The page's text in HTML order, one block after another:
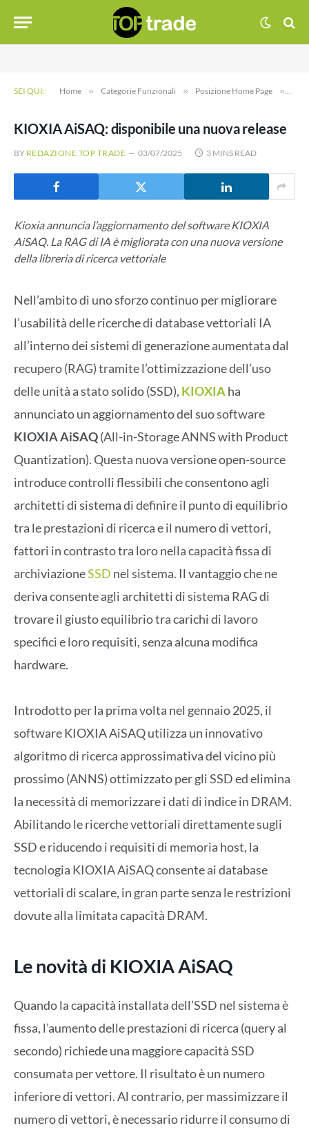
SEI QUI: Home » Categorie Funzionali » Posizione Home Page »
KIOXIA AiSAQ: disponibile una nuova release
BY REDAZIONE TOP TRADE 03/07/2025 3 MINS READ
Kioxia annuncia l’aggiornamento del software KIOXIA
AiSAQ. La RAG di IA è migliorata con una nuova versione
della libreria di ricerca vettoriale
Nell’ambito di uno sforzo continuo per migliorare
l’usabilità delle ricerche di database vettoriali IA
all’interno dei sistemi di generazione aumentata dal
recupero (RAG) tramite l’ottimizzazione dell’uso
delle unità a stato solido (SSD), KIOXIAha
annunciato un aggiornamento del suo software
KIOXIA AiSAQ(All-in-Storage ANNS with Product
Quantization). Questa nuova versione open-source
introduce controlli flessibili che consentono agli
architetti di sistema di definire il punto di equilibrio
tra le prestazioni di ricerca e il numero di vettori,
fattori in contrasto tra loro nella capacità fissa di
archiviazioneSSD nel sistema. Il vantaggio che ne
deriva consente agli architetti di sistema RAG di
trovare il giusto equilibrio tra carichi di lavoro
specifici e loro requisiti, senza alcuna modifica
hardware.
Introdotto per la prima volta nel gennaio 2025, il
software KIOXIA AiSAQ utilizza un innovativo
algoritmo di ricerca approssimativa del vicino più
prossimo (ANNS) ottimizzato per gli SSD ed elimina
la necessità di memorizzare i dati di indice in DRAM.
Abilitando le ricerche vettoriali direttamente sugli
SSD e riducendo i requisiti di memoria host, la
tecnologia KIOXIA AiSAQ consente ai database
vettoriali di scalare, in gran parte senza le restrizioni
dovute alla limitata capacità DRAM.
Le novità di KIOXIA AiSAQ
Quando la capacità installata dell’SSD nel sistema è
fissa, l’aumento delle prestazioni di ricerca (query al
secondo) richiede una maggiore capacità SSD
consumata per vettore. Il risultato è un numero
inferiore di vettori. Al contrario, per massimizzare il
numero di vettori, è necessario ridurre il consumo di